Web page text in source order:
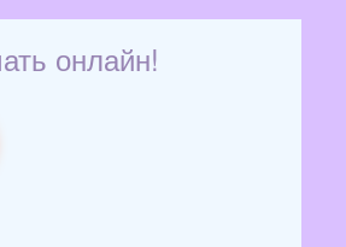
онлайн!